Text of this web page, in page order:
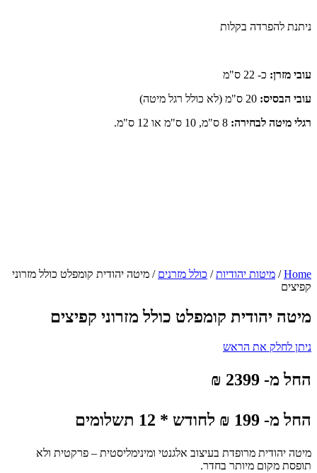
ניתנת להפרדה בקלות
עובי מזרן: כ- 22 ס"מ
עובי הבסיס: 20 ס"מ (לא כולל רגל מיטה)
רגלי מיטה לבחירה:
Home
/ מיטות יהודיות/ כולל מזרנים / מיטה יהודית קומפלט כולל מזרוני
קפיצים
מיטה יהודית קומפלט כולל מזרוני קפיצים
ניתן לחלק את הראש
החל מ- 2399 ₪
החל מ- 199 ₪ לחודש * 12 תשלומים
מיטה יהודית מרופדת בעיצוב אלגנטי ומינימליסטית – פרקטית ולא
תופסת מקום מיותר בחדר.